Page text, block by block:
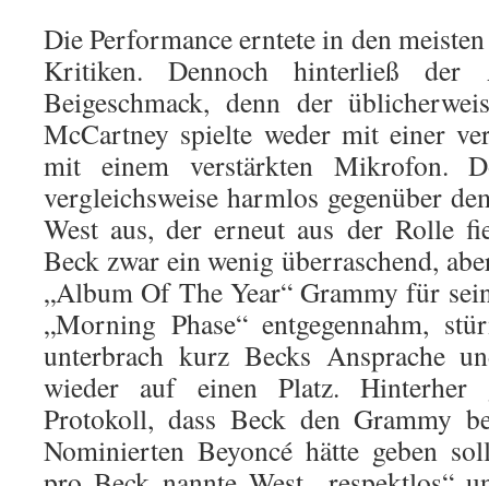
Die Performance erntete in den
Kritiken. Dennoch hinterließ der
Beigeschmack, denn der
McCartney spielte weder mit einer
mit einem verstärkten Mikrofon.
vergleichsweise harmlos gegenüber
West aus, der erneut aus der Rolle
Beck zwar ein wenig überraschend,
„Album Of The Year“ Grammy für
„Morning Phase“ entgegennahm,
unterbrach kurz Becks Ansprache
wieder auf einen Platz. Hinterher
Protokoll, dass Beck den Grammy
Nominierten Beyoncé hätte geben